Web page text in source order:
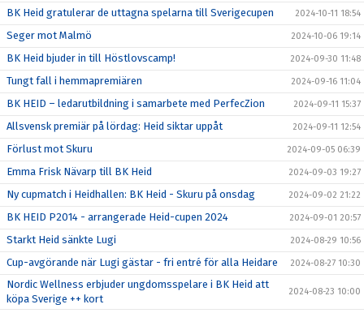
BK Heid gratulerar de uttagna spelarna till Sverigecupen 2024-10-11 18:54
Seger mot Malmö 2024-10-06 19:14
BK Heid bjuder in till Höstlovscamp! 2024-09-30 11:48
Tungt fall i hemmapremiären 2024-09-16 11:04
BK HEID – ledarutbildning i samarbete med PerfecZion 2024-09-11 15:37
Allsvensk premiär på lördag: Heid siktar uppåt 2024-09-11 12:54
Förlust mot Skuru 2024-09-05 06:39
Emma Frisk Nävarp till BK Heid 2024-09-03 19:27
Ny cupmatch i Heidhallen: BK Heid - Skuru på onsdag 2024-09-02 21:22
BK HEID P2014 - arrangerade Heid-cupen 2024 2024-09-01 20:57
Starkt Heid sänkte Lugi 2024-08-29 10:56
Cup-avgörande när Lugi gästar - fri entré för alla Heidare 2024-08-27 10:30
Nordic Wellness erbjuder ungdomsspelare i BK Heid att
köpa Sverige ++ kort
2024-08-23 10:00